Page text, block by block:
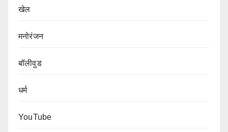
खेल
मनोरंजन
बॉलीवुड
धर्म
YouTube